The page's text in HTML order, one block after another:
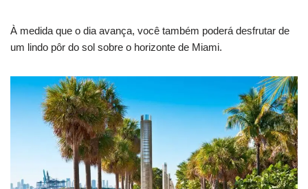
À medida que o dia avança, você também poderá desfrutar de
um lindo pôr do sol sobre o horizonte de Miami.